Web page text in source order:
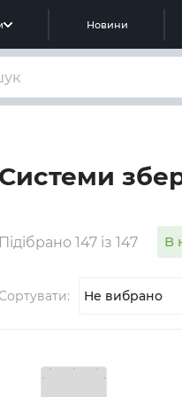
Новини
Системи
Підібрано 147 із 147 В
Сортувати: Не вибрано